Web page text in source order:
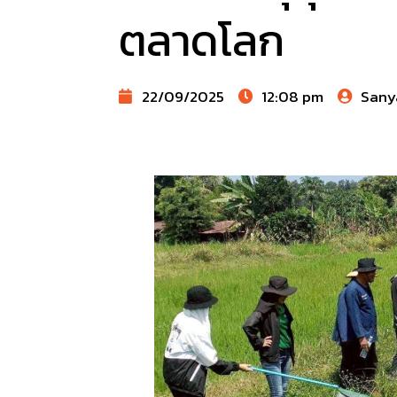
ตลาดโลก
22/09/2025 12:08 pm